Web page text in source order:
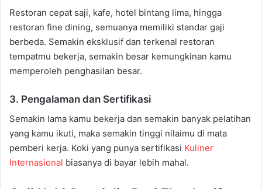
Restoran cepat saji, kafe, hotel bintang lima, hingga
restoran fine dining, semuanya memiliki standar gaji
berbeda. Semakin eksklusif dan terkenal restoran
tempatmu bekerja, semakin besar kemungkinan kamu
memperoleh penghasilan besar.
3. Pengalaman dan Sertifikasi
Semakin lama kamu bekerja dan semakin banyak pelatihan
yang kamu ikuti, maka semakin tinggi nilaimu di mata
pemberi kerja. Koki yang punya sertifikasi Kuliner
Internasional biasanya di bayar lebih mahal.